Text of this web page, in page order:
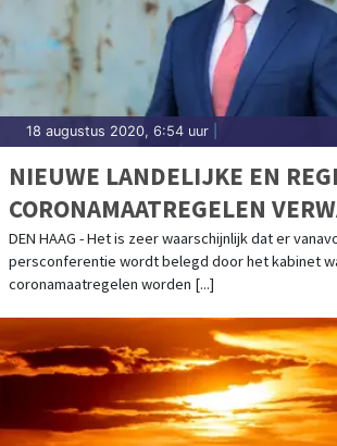
18 augustus 2020, 6:54 uur
NIEUWE LANDELIJKE EN
CORONAMAATREGELEN
DEN HAAG - Het is zeer waarschijnlijk dat er
persconferentie wordt belegd door het kabinet
coronamaatregelen worden [...]